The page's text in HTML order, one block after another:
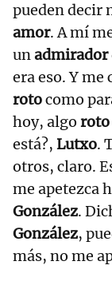
pueden decir
amor. A mí
unadmirador
era eso. Y me
rotocomo
hoy, algo roto
está?, Lutxo.
otros, claro.
me apetezca
González.
González,
más, no me